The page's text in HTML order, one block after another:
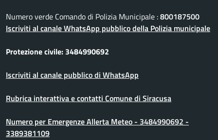
Numero verde Comando di Polizia Municipale :800187500
Iscriviti al canale WhatsApp pubblico della Polizia municipale
Protezione civile: 3484990692
Iscriviti al canale pubblico di WhatsApp
Rubrica interattiva e contatti Comune di Siracusa
Numero per Emergenze Allerta Meteo - 3484990692 -
3389381109